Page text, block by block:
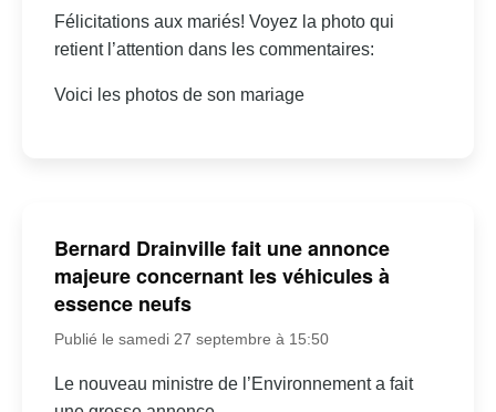
Félicitations aux mariés! Voyez la photo qui
retient l’attention dans les commentaires:
Voici les photos de son mariage
Bernard Drainville fait une annonce
majeure concernant les véhicules à
essence neufs
Publié le samedi 27 septembre à 15:50
Le nouveau ministre de l’Environnement a fait